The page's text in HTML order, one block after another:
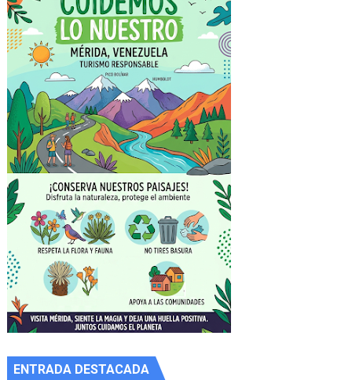
ENTRADA DESTACADA